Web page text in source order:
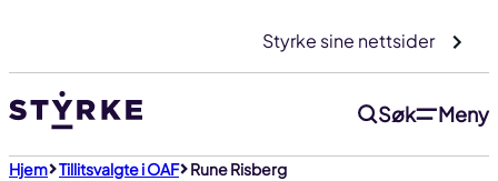
innhold
Styrke sine nettsider
Søk Meny
Hjem Tillitsvalgte i OAF Rune Risberg Til toppen